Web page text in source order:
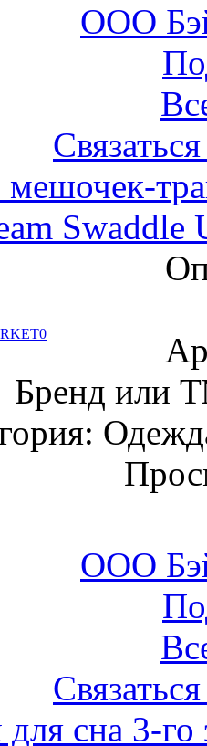
ООО
Swaddle
Бренд или
ООО
сна 3-